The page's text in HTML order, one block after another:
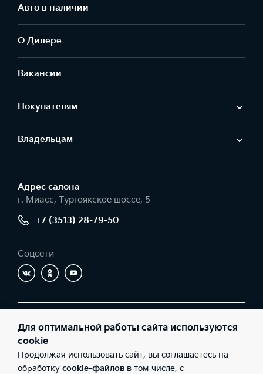
Авто в наличии
О Дилере
Вакансии
Покупателям
Владельцам
Адрес салонa
г. Миасс, Тургоякское шоссе, 5
+7 (3513) 28-79-50
Соцсети
© 2026 Юридические лица ООО «КЦ АВТОРЕАЛ» (Фактический
Для оптимальной работы сайта используются
cookie
Продолжая использовать сайт, вы соглашаетесь на
обработку cookie-файлов в том числе, с